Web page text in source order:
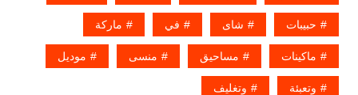
حبيبات شاى في ماركة
ماكينات مساحيق منسى موديل
وتعبئة وتغليف